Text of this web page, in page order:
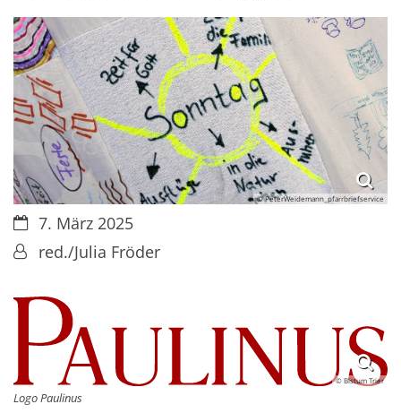
© PeterWeidemann_pfarrbriefservice
Datum:
7. März 2025
Von:red./Julia Fröder
© Bistum Trier
Logo Paulinus